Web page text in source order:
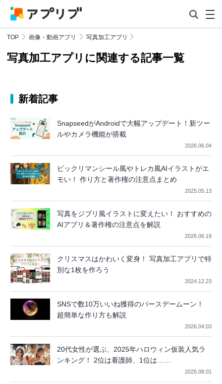
TOP 画像・動画アプリ 写真加工アプリ
写真加工アプリに関連する記事一覧
新着記事
SnapseedがAndroidで大幅アップデート！新ツー
ルやカメラ機能が搭載
2026.06.04
ビックリマンシール風やトレカ風AIイラストがエ
モい！ 作り方と著作権の注意点まとめ
2025.05.13
写真をジブリ風イラストに変えたい！ おすすめの
AIアプリ＆著作権の注意点を解説
2026.06.19
クリスマスはかわいく変身！ 写真加工アプリで特
別な1枚を作ろう
2024.12.23
SNSで数10万いいね獲得のバースデームーン！
超簡単な作り方も解説
2026.04.03
20代女性が選ぶ、2025年ハロウィン仮装人気ラ
ンキング！ 2位は看護師、1位は……
2025.08.01